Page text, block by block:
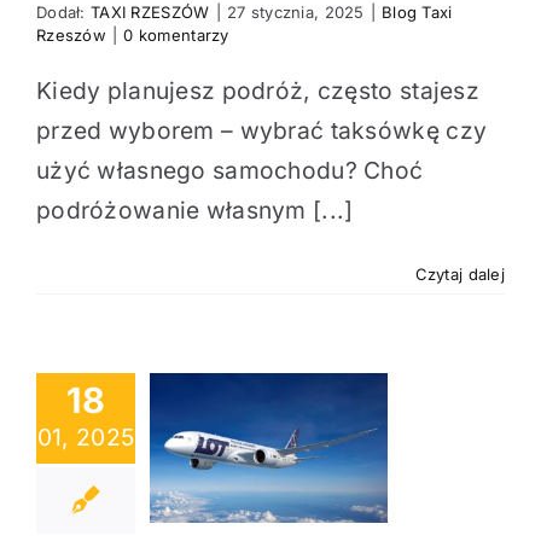
Dodał:TAXI RZESZÓW 27 stycznia, 2025
Blog Taxi
Rzeszów
0 komentarzy
Kiedy planujesz podróż, często stajesz
przed wyborem – wybrać taksówkę czy
użyć własnego samochodu? Choć
podróżowanie własnym [...]
Czytaj dalej
18
01, 2025
lotnisko
– szybki i
transport